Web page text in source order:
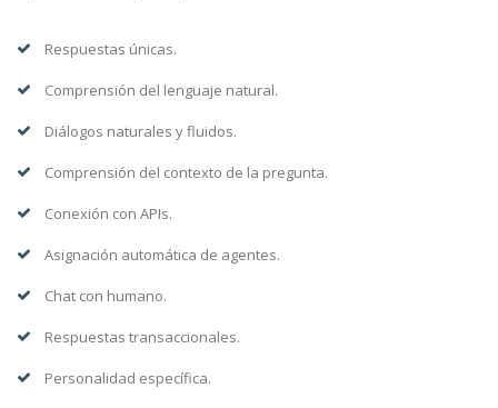
Respuestas únicas.
Comprensión del lenguaje natural.
Diálogos naturales y fluidos.
Comprensión del contexto de la pregunta.
Conexión con APIs.
Asignación automática de agentes.
Chat con humano.
Respuestas transaccionales.
Personalidad específica.